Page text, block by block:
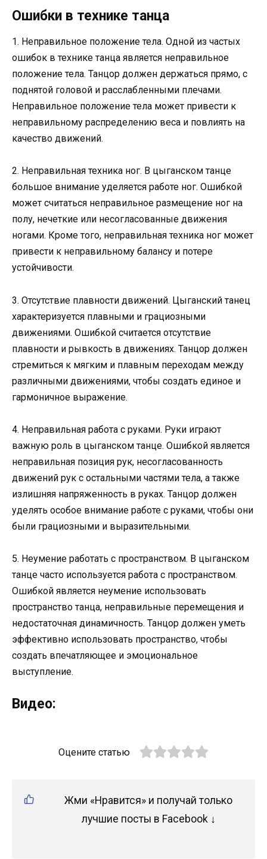
Ошибки в технике танца
1. Неправильное положение тела. Одной из частых
ошибок в технике танца является неправильное
положение тела. Танцор должен держаться прямо, с
поднятой головой и расслабленными плечами.
Неправильное положение тела может привести к
неправильному распределению веса и повлиять на
качество движений.
2. Неправильная техника ног. В цыганском танце
большое внимание уделяется работе ног. Ошибкой
может считаться неправильное размещение ног на
полу, нечеткие или несогласованные движения
ногами. Кроме того, неправильная техника ног может
привести к неправильному балансу и потере
устойчивости.
3. Отсутствие плавности движений. Цыганский танец
характеризуется плавными и грациозными
движениями. Ошибкой считается отсутствие
плавности и рывкость в движениях. Танцор должен
стремиться к мягким и плавным переходам между
различными движениями, чтобы создать единое и
гармоничное выражение.
4. Неправильная работа с руками. Руки играют
важную роль в цыганском танце. Ошибкой является
неправильная позиция рук, несогласованность
движений рук с остальными частями тела, а также
излишняя напряженность в руках. Танцор должен
уделять особое внимание работе с руками, чтобы они
были грациозными и выразительными.
5. Неумение работать с пространством. В цыганском
танце часто используется работа с пространством.
Ошибкой является неумение использовать
пространство танца, неправильные перемещения и
недостаточная динамичность. Танцор должен уметь
эффективно использовать пространство, чтобы
создать впечатляющее и эмоциональное
выступление.
Видео:
Оцените статью
Жми «Нравится» и получай только
лучшие посты в Facebook ↓